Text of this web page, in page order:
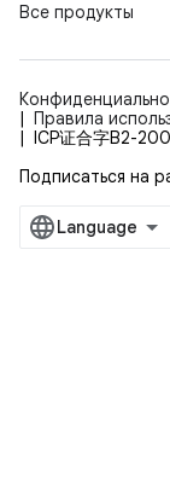
Все продукты
Правила
ICP证合字B2-
Подписаться на